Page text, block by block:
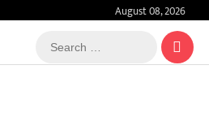
August 08, 2026
Search
…